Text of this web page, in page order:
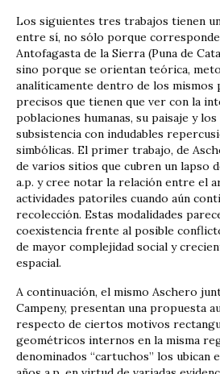
Los siguientes tres trabajos tienen
entre sí, no sólo porque
Antofagasta de la Sierra (Puna de
sino porque se orientan teórica,
analíticamente dentro de los mismos
precisos que tienen que ver con la
poblaciones humanas, su paisaje y
subsistencia con indudables
simbólicas. El primer trabajo, de
de varios sitios que cubren un lapso
a.p. y cree notar la relación entre el
actividades patoriles cuando aún
recolección. Estas modalidades
coexistencia frente al posible
de mayor complejidad social y
espacial.
A continuación, el mismo Aschero
Campeny, presentan una propuesta
respecto de ciertos motivos
geométricos internos en la misma
denominados “cartuchos” los ubican